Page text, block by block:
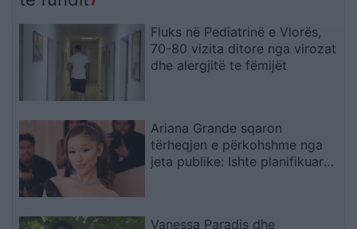
vatrat e vogla (VIDEO)
Fluks në Pediatrinë e Vlorës,
70-80 vizita ditore nga virozat
dhe alergjitë te fëmijët
Ariana Grande sqaron
tërheqjen e përkohshme nga
jeta publike: Ishte planifikuar
Vanessa Paradis dhe